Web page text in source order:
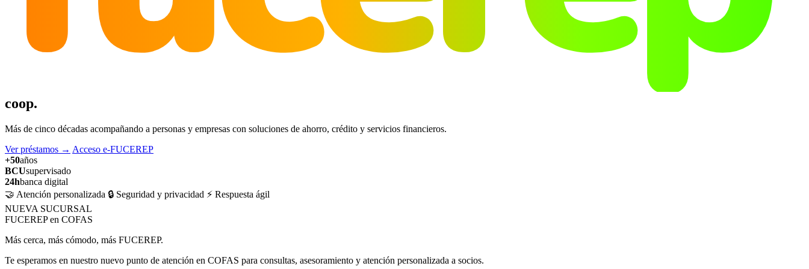
coop.
Más de cinco décadas acompañando a personas y empresas con soluciones de ahorro, crédito y servicios financieros.
Ver préstamos → Acceso e-FUCEREP
+50años
BCUsupervisado
24hbanca digital
🤝 Atención personalizada 🔒 Seguridad y privacidad ⚡ Respuesta ágil
NUEVA SUCURSAL
FUCEREP en COFAS
Más cerca, más cómodo, más FUCEREP.
Te esperamos en nuestro nuevo punto de atención en COFAS para consultas, asesoramiento y atención personalizada a socios.